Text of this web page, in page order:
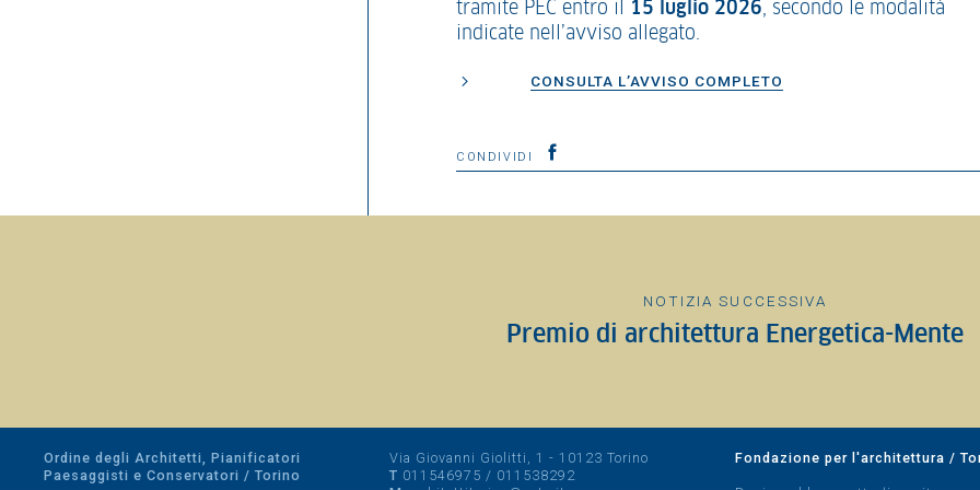
tramite PEC entro il
15 luglio 2026, secondo le modalità
indicate nell’avviso allegato.
CONSULTA L’AVVISO COMPLETO
CONDIVIDI
NOTIZIA SUCCESSIVA
Premio di architettura Energetica-Mente
Ordine degli Architetti, Pianificatori
Paesaggisti e Conservatori / Torino
Via Giovanni Giolitti, 1 - 10123 Torino
T 011546975 / 011538292
Fondazione per l'architettura /